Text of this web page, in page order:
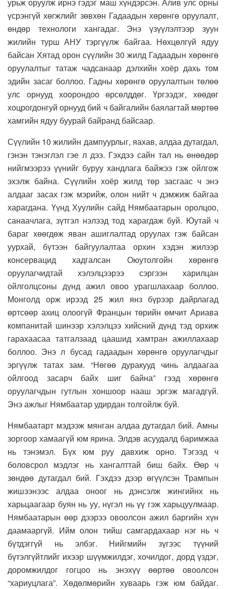
үсрэнгүй хөгжлийг зөвхөн Гадаадын хөрөнгө оруулалт,
өндөр технологи хангадаг. Энэ үзүүлэлтээр зуун
жилийн турш АНУ тэргүүлж байгаа. Нөхцөлгүй ядуу
байсан Хятад орон сүүлийн 30 жилд Гадаадын хөрөнгө
оруулалтыг татаж чадсанаар дэлхийн хоёр дахь том
эдийн засаг боллоо. Гадны хөрөнгө оруулалтын төлөө
улс орнууд хоорондоо өрсөлддөг. Үргээдэг, хөөдөг
хоцрогдонгуй орнууд бий ч байгалийн баялагтай мөртөө
хамгийн ядуу буурай байранд байсаар.
Сүүлийн 10 жилийн дампуурлыг, яахав, алдаа дутагдал,
гэнэн тэнэглэл гэе л дээ. Гэхдээ сайн тал нь өнөөдөр
нийгмээрээ үүнийг буруу хандлага байжээ гэж ойлгож
эхэлж байна. Сүүлийн хоёр жилд төр засгаас ч энэ
алдааг засах гэж мэрийж, олон нийт ч дэмжиж байгаа
харагдана. Үүнд Хуулийн сайд Нямбаатарын оролцоо,
санаачлага, зүтгэл нэлээд тод харагдаж буй. Юутай ч
бараг хөөгдөж яван ашиглалтад оруулах гэж байсан
уурхай, бүтээн байгуулалтаа орхин хэдэн жилээр
консервацид хадгалсан Оюутолгойн хөрөнгө
оруулагчидтай хэлэлцээрээ сэргээн харилцан
ойлголцсоны дүнд ажил овоо урагшлахаар боллоо.
Монголд орж ирээд 25 жил янз бүрээр дайрлагад
өртсөөр ахиц олоогүй Францын төрийн өмчит Ариава
компанитай шинээр хэлэлцээ хийсний дүнд тэд орхиж
гарахаасаа татгалзаад цаашид хамтран ажиллахаар
боллоо. Энэ л бусад гадаадын хөрөнгө оруулагчдыг
эргүүлж татах зам. “Нөгөө дуракууд чинь алдаагаа
ойлгоод засарч байх шиг байна” гээд хөрөнгө
оруулагчдын гутлын хоншоор нааш эргэж магадгүй.
Энэ ажлыг Нямбаатар удирдан толгойлж буй.
Нямбаатарт мэдээж мянган алдаа дутагдал бий. Амны
зоргоор хамаагүй юм ярина. Элдэв асуудалд баримжаа
нь тэнэмэл. Бүх юм руу давхиж орно. Тэгээд ч
боловсрол мэдлэг нь хангалттай биш байх. Өөр ч
зөндөө дутагдал бий. Гэхдээ дээр өгүүлсэн Трампын
жишээнээс алдаа оноог нь дэнсэлж жингийнх нь
харьцаагаар буян нь уу, нүгэл нь үү гэж харьцуулмаар.
Нямбаатарын өөр дээрээ овоолсон ажил баргийн хүн
даамааргүй. Ийм олон тийш самгардахаар нэг нь ч
бүтдэггүй нь элбэг. Нийгмийн зүгээс түүний
бүтэлгүйтлийг ихээр шүүмжилдэг, хочилдог, дорд үздэг,
доромжилдог гогцоо нь энэхүү өөртөө овоолсон
“хариуцлага”. Хөдөлмөрийн хуваарь гэж юм байдаг.